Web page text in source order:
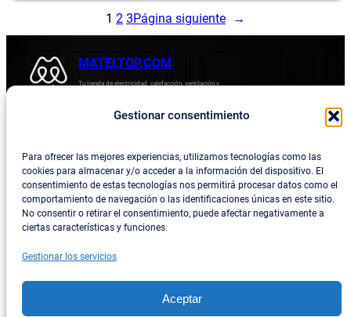
Gestionar consentimiento
Para ofrecer las mejores experiencias, utilizamos tecnologías como las
cookies para almacenar y/o acceder a la información del dispositivo. El
consentimiento de estas tecnologías nos permitirá procesar datos como el
comportamiento de navegación o las identificaciones únicas en este sitio.
No consentir o retirar el consentimiento, puede afectar negativamente a
ciertas características y funciones.
Gestionar los servicios
Aceptar
38,72 €.
1 2 3Página siguiente →
MATELTOP.COM
Tu tienda de electricidad, calefacción, ventilación y
Blog
Privacidad
Política de devoluciones y reembolsos
Política de privacidad
Términos y condiciones
Contacta con consotros
Social